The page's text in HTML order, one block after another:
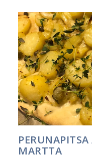
MARTTA